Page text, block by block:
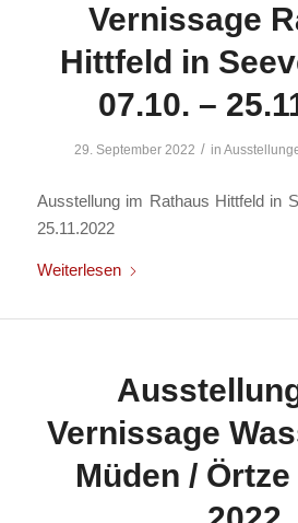
Vernissage
Hittfeld in
07.10. –
29. September 2022 / in
Ausstellung im Rathaus Hittfeld in
25.11.2022
Weiterlesen
Vernissage
Müden /